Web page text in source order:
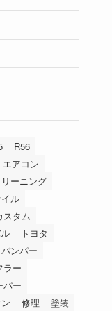
R56
エアコン
ーニング
ル
スタム
トヨタ
ンパー
ラー
パー
修理 塗装